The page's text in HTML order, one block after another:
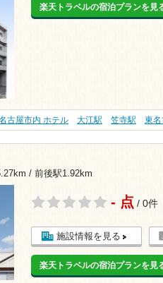
楽天トラベルの宿泊プランを見
古屋市内 ホテル 大江駅 笠寺駅 東
/ 前後駅1.92km
- 点 / 0件
施設情報を見る
楽天トラベルの宿泊プランを見